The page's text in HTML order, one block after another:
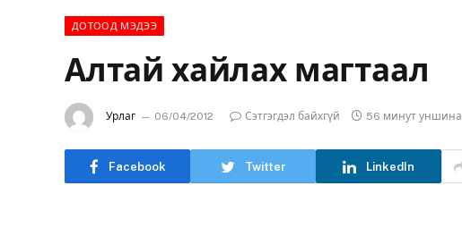
ДОТООД МЭДЭЭ
Алтай хайлах магтаал
Урлаг 06/04/2012 Сэтгэгдэл байхгүй 56 минут уншина
Facebook Twitter LinkedIn